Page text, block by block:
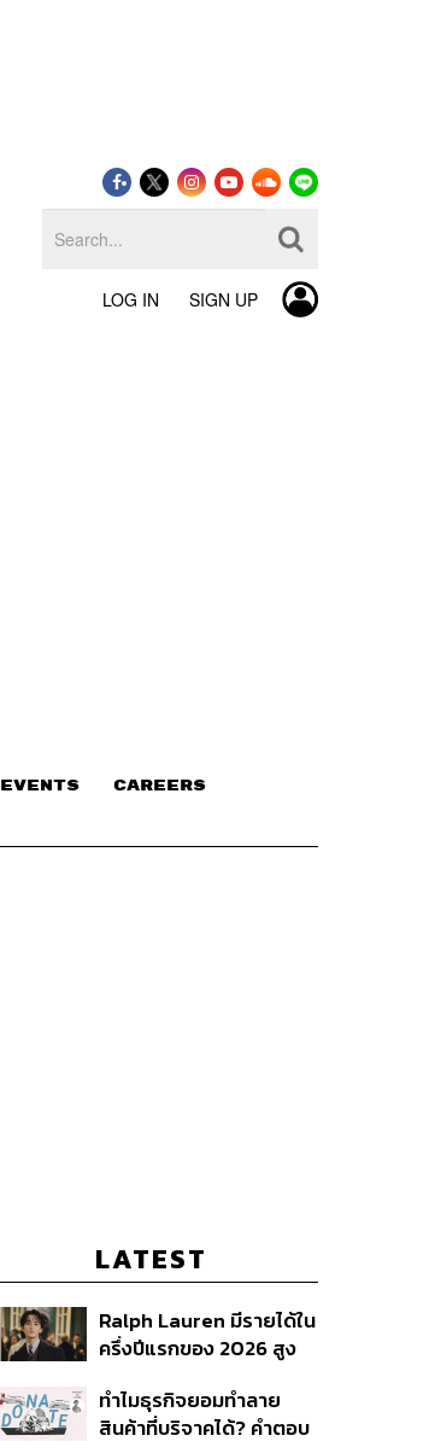
LOG IN SIGN UP
EVENTS CAREERS
LATEST
Ralph Lauren มีรายได้ใน
ครึ่งปีแรกของ 2026 สูง
ทำไมธุรกิจยอมทำลาย
สินค้าที่บริจาคได้? คำตอบ